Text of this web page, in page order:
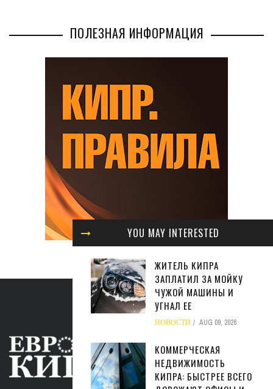
YOU MAY INTERESTED
ЖИТЕЛЬ КИПРА
ЗАПЛАТИЛ ЗА МОЙКУ
ЧУЖОЙ МАШИНЫ И
УГНАЛ ЕЕ
НОВОСТИ AUG 09, 2026
КОММЕРЧЕСКАЯ
НЕДВИЖИМОСТЬ
КИПРА: БЫСТРЕЕ ВСЕГО
ПОЛЕЗНАЯ ИНФОРМАЦИЯ